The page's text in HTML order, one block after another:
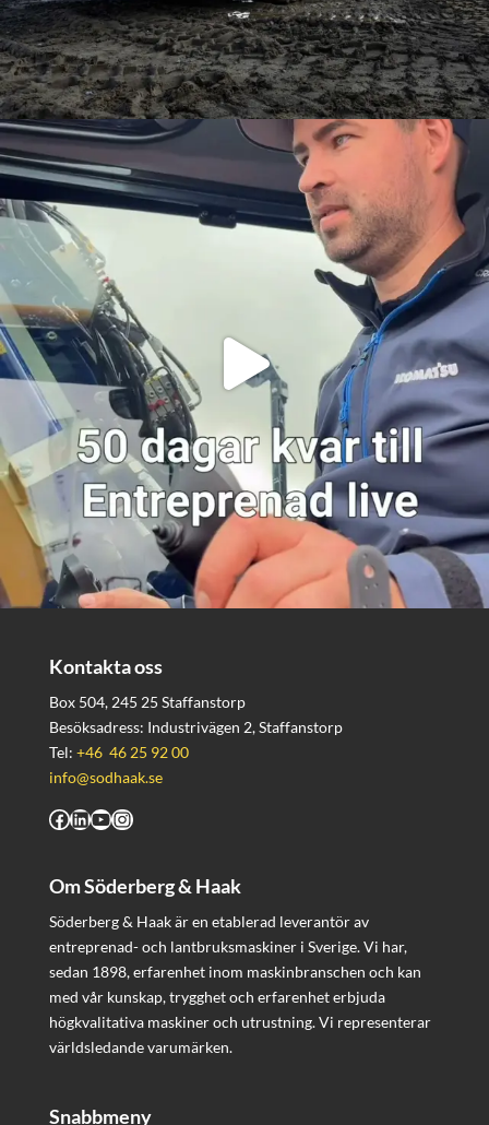
Kontakta oss
Box 504, 245 25 Staffanstorp
Besöksadress: Industrivägen 2, Staffanstorp
Tel: +46 46 25 92 00
info@sodhaak.se
Facebook
LinkedIn
YouTube
Instagram
Om Söderberg & Haak
Söderberg & Haak är en etablerad leverantör av
entreprenad- och lantbruksmaskiner i Sverige. Vi har,
sedan 1898, erfarenhet inom maskinbranschen och kan
med vår kunskap, trygghet och erfarenhet erbjuda
högkvalitativa maskiner och utrustning. Vi representerar
världsledande varumärken.
Snabbmeny